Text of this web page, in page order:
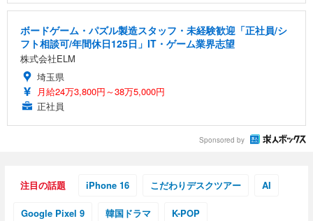
ボードゲーム・パズル製造スタッフ・未経験歓迎「正社員/シ
フト相談可/年間休日125日」IT・ゲーム業界志望
株式会社ELM
埼玉県
月給24万3,800円～38万5,000円
正社員
Sponsored by
注目の話題 iPhone 16 こだわりデスクツアー AI
Google Pixel 9 韓国ドラマ K-POP